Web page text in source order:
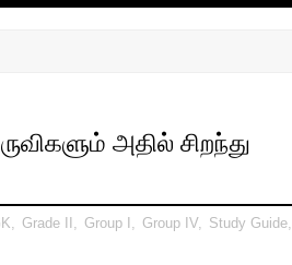
அதில் சிறந்து
, Grade II , Group I , Group IV, Study Guide,